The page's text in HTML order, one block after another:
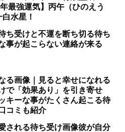
年最強運気】丙午（ひのえう
水星！
ち受けと不運を断ち切る待ち
事が起こらない連絡が来る
る画像｜見ると幸せになれる
で「効果あり」を引き寄せ
キーな事がたくさん起こる待
コミも紹介
される待ち受け画像彼が自分